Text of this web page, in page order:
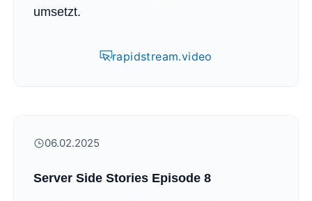
umsetzt.
rapidstream.video
06.02.2025
Server Side Stories Episode 8